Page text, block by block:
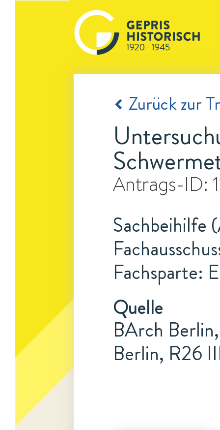
Zurück zur
Antrags-ID:
Sachbeihilfe
Fachsparte:
Quelle
BArch
Berlin, R26